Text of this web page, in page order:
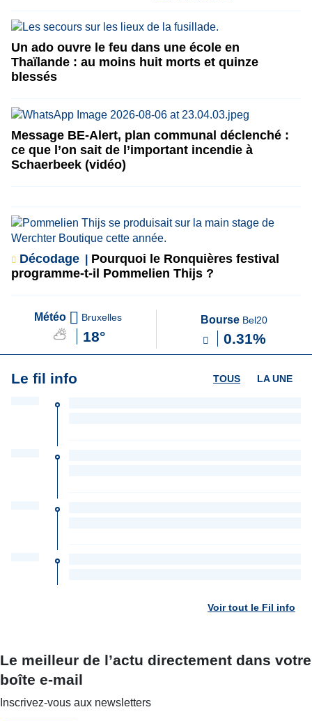
Un ado ouvre le feu dans une école en
Thaïlande : au moins huit morts et quinze
blessés
Message BE-Alert, plan communal déclenché :
ce que l’on sait de l’important incendie à
Schaerbeek (vidéo)
Décodage
Pourquoi le Ronquières festival
programme-t-il Pommelien Thijs ?
Météo Bruxelles
18°
Bourse Bel20
0.31%
Le fil info LA UNE
TOUS
Voir tout le Fil info
Le meilleur de l’actu directement dans votre
boîte e-mail
Inscrivez-vous aux newsletters